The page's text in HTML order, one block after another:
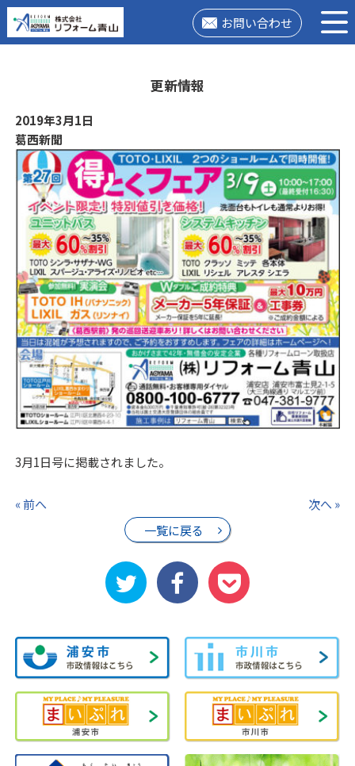
お問い合わせ
更新情報
2019年3月1日
葛西新聞
3月1日号に掲載されました。
« 前へ
一覧に戻る
次へ »